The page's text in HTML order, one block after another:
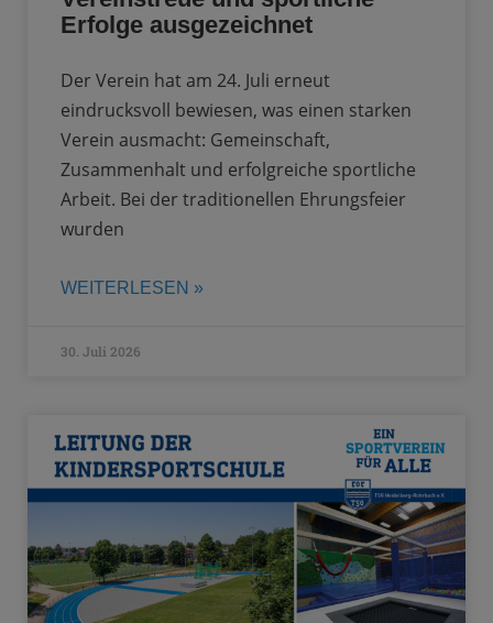
Erfolge ausgezeichnet
Der Verein hat am 24. Juli erneut
eindrucksvoll bewiesen, was einen starken
Verein ausmacht: Gemeinschaft,
Zusammenhalt und erfolgreiche sportliche
Arbeit. Bei der traditionellen Ehrungsfeier
wurden
WEITERLESEN »
30. Juli 2026